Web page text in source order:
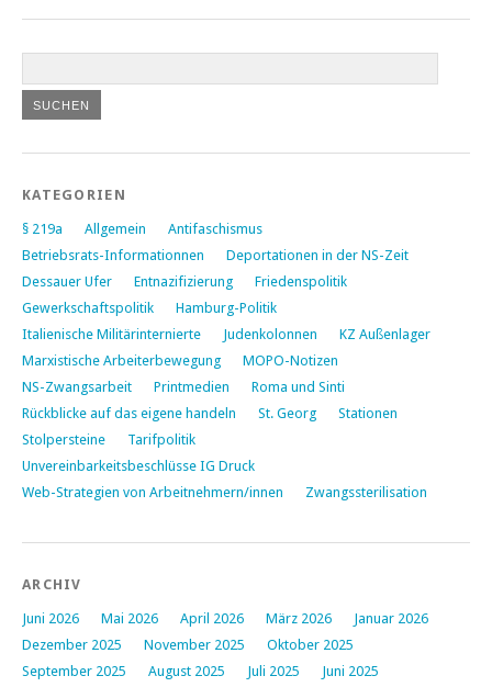
KATEGORIEN
§ 219a Allgemein
Antifaschismus
Betriebsrats-Informationnen
Deportationen in der NS-Zeit
Dessauer Ufer
Entnazifizierung
Friedenspolitik
Gewerkschaftspolitik
Hamburg-Politik
Italienische Militärinternierte
Judenkolonnen
KZ Außenlager
Marxistische Arbeiterbewegung
MOPO-Notizen
NS-Zwangsarbeit
Printmedien
Roma und Sinti
Rückblicke auf das eigene handeln
St. Georg
Stationen
Stolpersteine
Tarifpolitik
Unvereinbarkeitsbeschlüsse IG Druck
Web-Strategien von Arbeitnehmern/innen
Zwangssterilisation
ARCHIV
Juni 2026 Mai 2026 April 2026 März 2026
Januar 2026
Dezember 2025
November 2025
Oktober 2025
September 2025
August 2025 Juli 2025
Juni 2025